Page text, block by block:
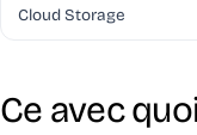
Cloud Storage
Ce avec